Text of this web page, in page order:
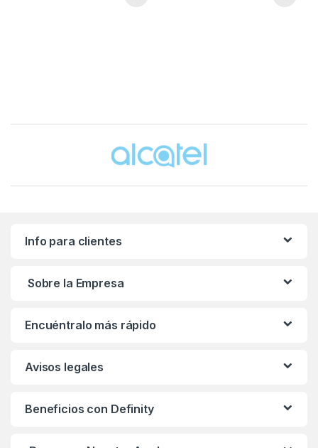
Info para clientes
Sobre la Empresa
Encuéntralo más rápido
Avisos legales
Beneficios con Definity